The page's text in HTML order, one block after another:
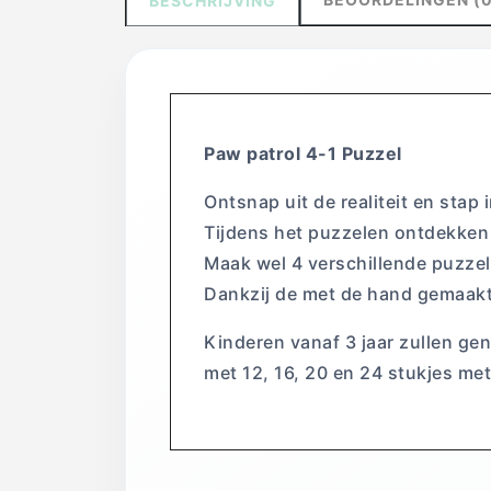
Paw patrol 4-1 Puzzel
Ontsnap uit de realiteit en stap
Tijdens het puzzelen
Maak wel 4 verschillende
Dankzij de met de hand
Kinderen vanaf 3 jaar zullen
met 12, 16, 20 en 24 stukjes